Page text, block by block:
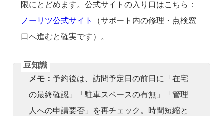
限にとどめます。公式サイトの入り口はこちら：
ノーリツ公式サイト
（サポート内の修理・点検窓
口へ進むと確実です）。
メモ： 予約後は、訪問予定日の前日に「在宅
の最終確認」「駐車スペースの有無」「管理
人への申請要否」を再チェック。時間短縮と